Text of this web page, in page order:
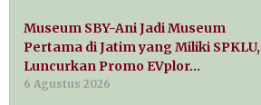
Museum SBY-Ani Jadi Museum
Pertama di Jatim yang Miliki SPKLU,
Luncurkan Promo EVplor…
6 Agustus 2026